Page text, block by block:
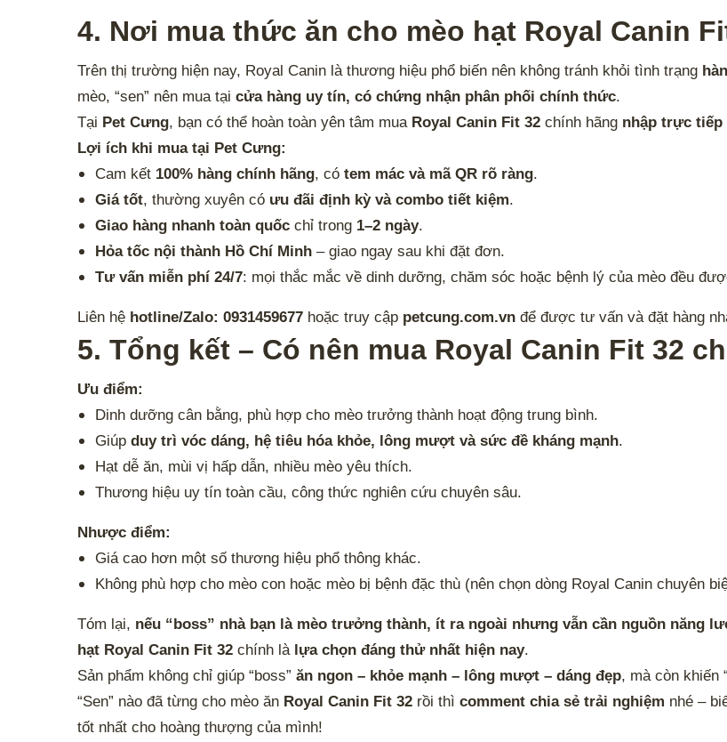
4. Nơi mua thức ăn cho mèo hạt Royal Canin
Trên thị trường hiện nay, Royal Canin là thương hiệu phổ biến nên không tránh khỏi tình trạng
mèo, “sen” nên mua tại cửa hàng uy tín, có chứng nhận phân phối chính thức.
Tại Pet Cưng, bạn có thể hoàn toàn yên tâm mua Royal Canin Fit 32 chính hãng nhập trực tiếp
Lợi ích khi mua tại Pet Cưng:
Cam kết 100% hàng chính hãng, có tem mác và mã QR rõ ràng.
Giá tốt, thường xuyên có ưu đãi định kỳ và combo tiết kiệm.
Giao hàng nhanh toàn quốc chỉ trong 1–2 ngày.
Hỏa tốc nội thành Hồ Chí Minh – giao ngay sau khi đặt đơn.
Tư vấn miễn phí 24/7: mọi thắc mắc về dinh dưỡng, chăm sóc hoặc bệnh lý của mèo đều
Liên hệ hotline/Zalo: 0931459677 hoặc truy cập petcung.com.vn để được tư vấn và đặt hàng
5. Tổng kết – Có nên mua Royal Canin Fit 32
Ưu điểm:
Dinh dưỡng cân bằng, phù hợp cho mèo trưởng thành hoạt động trung bình.
Giúp duy trì vóc dáng, hệ tiêu hóa khỏe, lông mượt và sức đề kháng mạnh.
Hạt dễ ăn, mùi vị hấp dẫn, nhiều mèo yêu thích.
Thương hiệu uy tín toàn cầu, công thức nghiên cứu chuyên sâu.
Nhược điểm:
Giá cao hơn một số thương hiệu phổ thông khác.
Không phù hợp cho mèo con hoặc mèo bị bệnh đặc thù (nên chọn dòng Royal Canin chuyên
Tóm lại, nếu “boss” nhà bạn là mèo trưởng thành, ít ra ngoài nhưng vẫn cần nguồn năng
hạt Royal Canin Fit 32 chính là lựa chọn đáng thử nhất hiện nay.
Sản phẩm không chỉ giúp “boss” ăn ngon – khỏe mạnh – lông mượt – dáng đẹp, mà còn khiến
“Sen” nào đã từng cho mèo ăn Royal Canin Fit 32 rồi thì comment chia sẻ trải nghiệm nhé –
tốt nhất cho hoàng thượng của mình!